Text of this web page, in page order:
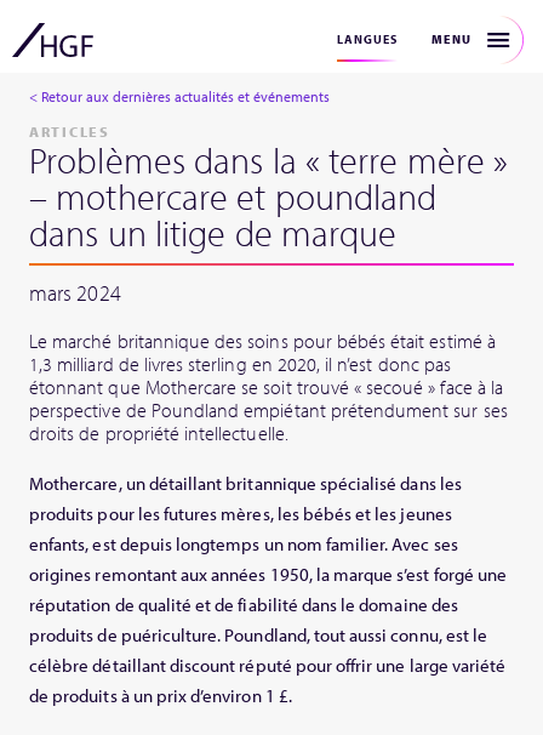
LANGUES MENU
< Retour aux dernières actualités et événements
ARTICLES
Problèmes dans la « terre mère »
– mothercare et poundland
dans un litige de marque
mars 2024
Le marché britannique des soins pour bébés était estimé à
1,3 milliard de livres sterling en 2020, il n’est donc pas
étonnant que Mothercare se soit trouvé « secoué » face à la
perspective de Poundland empiétant prétendument sur ses
droits de propriété intellectuelle.
Mothercare, un détaillant britannique spécialisé dans les
produits pour les futures mères, les bébés et les jeunes
enfants, est depuis longtemps un nom familier. Avec ses
origines remontant aux années 1950, la marque s’est forgé une
réputation de qualité et de fiabilité dans le domaine des
produits de puériculture. Poundland, tout aussi connu, est le
célèbre détaillant discount réputé pour offrir une large variété
de produits à un prix d’environ 1 £.